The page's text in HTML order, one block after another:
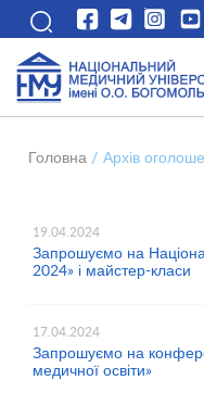
Головна / Архів
19.04.2024
Запрошуємо на
2024» і майстер-класи
17.04.2024
Запрошуємо на
медичної освіти»